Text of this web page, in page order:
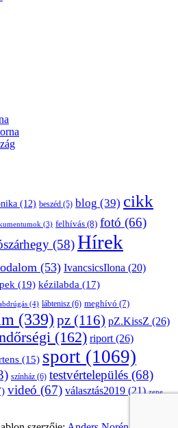
(12) beszéd (5) blog (39) cikk
(3) felhívás (8) fotó (66)
(58)Hírek
(53) IvancsicsIlona (20)
(19) kézilabda (17)
(4) lábtenisz (6) meghívó (7)
(339) pz (116) pZ.KissZ (26)
(162) riport(26)
(15) sport (1069)
színház (6) testvértelepülés (68)
videó (67) választás2019 (21) zene